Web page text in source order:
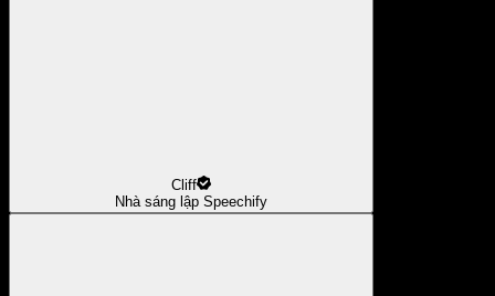
Cliff
Nhà sáng lập Speechify